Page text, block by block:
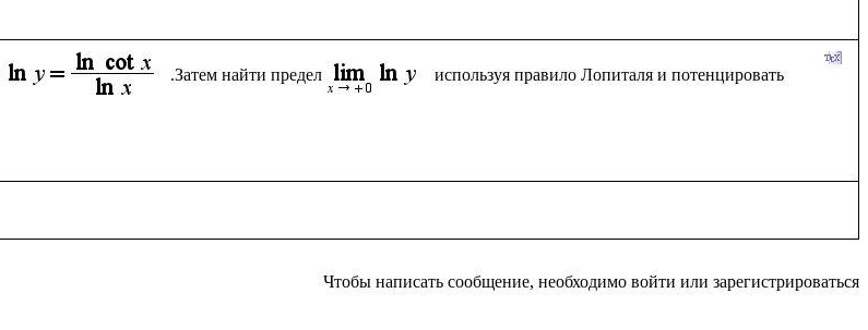
.Затем найти предел используя правило Лопиталя и потенцировать
Чтобы написать сообщение, необходимо войти или зарегистрироваться